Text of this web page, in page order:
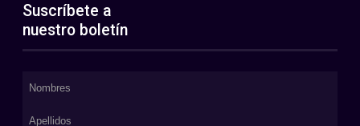
Suscríbete a
nuestro boletín